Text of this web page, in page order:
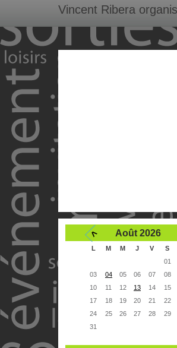
Vincent Ribera
< Août 2026
L M M J V S
01
03
04 05 06 07 08
10
11 12 13 14 15
17
18 19 20 21 22
24
25 26 27 28 29
31